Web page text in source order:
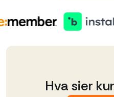
Hva sier